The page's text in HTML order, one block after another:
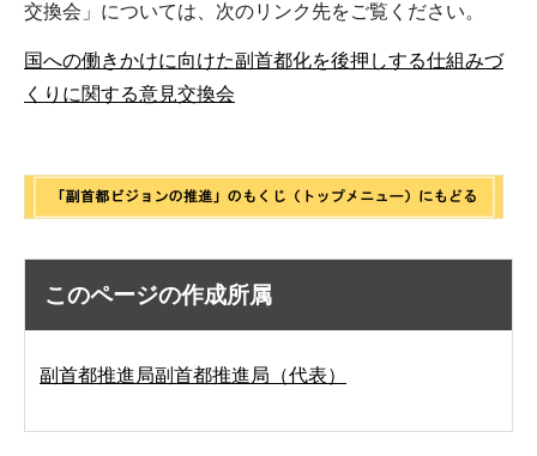
交換会」については、次のリンク先をご覧ください。
国への働きかけに向けた副首都化を後押しする仕組みづ
くりに関する意見交換会
このページの作成所属
副首都推進局副首都推進局（代表）